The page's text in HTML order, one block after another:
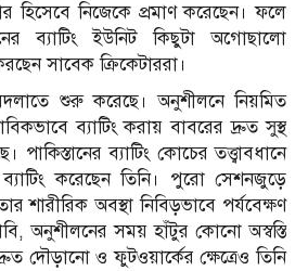
হিসেবে নিজেকে প্রমাণ করেছেন। ফলে
ব্যাটিং ইউনিট কিছুটা অগোছালো
সাবেক ক্রিকেটাররা।
শুরু করেছে। অনুশীলনে নিয়মিত
ব্যাটিং করায় বাবরের দ্রুত সুস্থ
পাকিস্তানের ব্যাটিং কোচের তত্ত্বাবধানে
করেছেন তিনি। পুরো সেশনজুড়ে
শারীরিক অবস্থা নিবিড়ভাবে পর্যবেক্ষণ
অনুশীলনের সময় হাঁটুর কোনো অস্বস্তি
দৌড়ানো ও ফুটওয়ার্কের ক্ষেত্রেও তিনি